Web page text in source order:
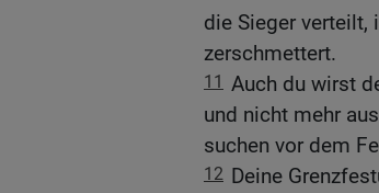
die Sieger verteilt,
zerschmettert.
11 Auch du wirst
und nicht mehr
suchen vor dem
12 Deine